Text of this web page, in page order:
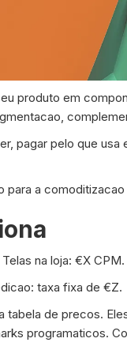
produto em
pagar pelo que
a
na loja: €X CPM.
taxa fixa de €Z.
de precos.
programaticos.